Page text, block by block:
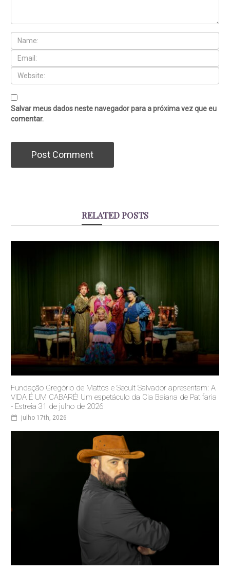
Salvar meus dados neste navegador para a próxima vez que eu
comentar.
RELATED POSTS
Fundação Gregório de Mattos e Secult Salvador apresentam: A
VIDA É UM CABARÉ! Um espetáculo da Cia Baiana de Patifaria
- Estreia 31 de julho de 2026
julho 17th, 2026